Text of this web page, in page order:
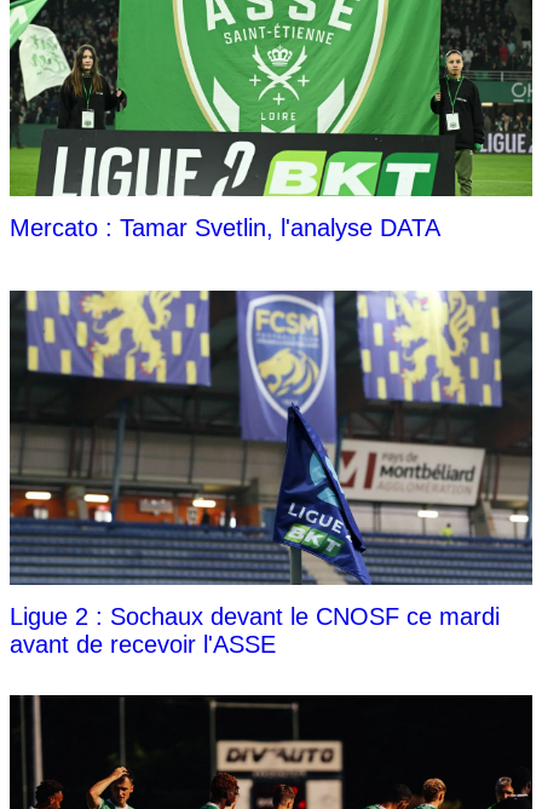
Mercato : Tamar Svetlin, l'analyse DATA
Ligue 2 : Sochaux devant le CNOSF ce mardi
avant de recevoir l'ASSE